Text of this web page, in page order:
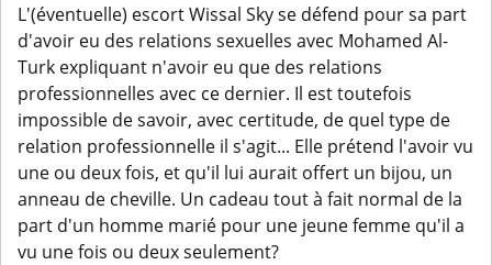
L'(éventuelle) escort Wissal Sky se défend pour sa part
d'avoir eu des relations sexuelles avec Mohamed Al-
Turk expliquant n'avoir eu que des relations
professionnelles avec ce dernier. Il est toutefois
impossible de savoir, avec certitude, de quel type de
relation professionnelle il s'agit... Elle prétend l'avoir vu
une ou deux fois, et qu'il lui aurait offert un bijou, un
anneau de cheville. Un cadeau tout à fait normal de la
part d'un homme marié pour une jeune femme qu'il a
vu une fois ou deux seulement?